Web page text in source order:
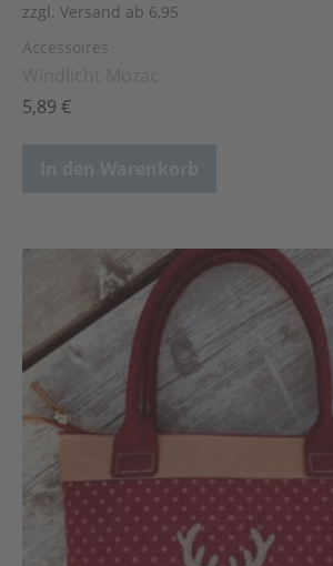
zzgl. Versand ab 6,95
Accessoires
5,89 €